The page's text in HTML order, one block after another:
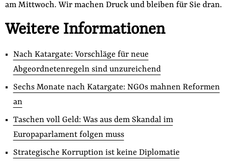
am Mittwoch. Wir machen Druck und bleiben für Sie dran.
Weitere Informationen
Nach Katargate: Vorschläge für neue
Abgeordnetenregeln sind unzureichend
Sechs Monate nach Katargate: NGOs mahnen Reformen
an
Taschen voll Geld: Was aus dem Skandal im
Europaparlament folgen muss
Strategische Korruption ist keine Diplomatie